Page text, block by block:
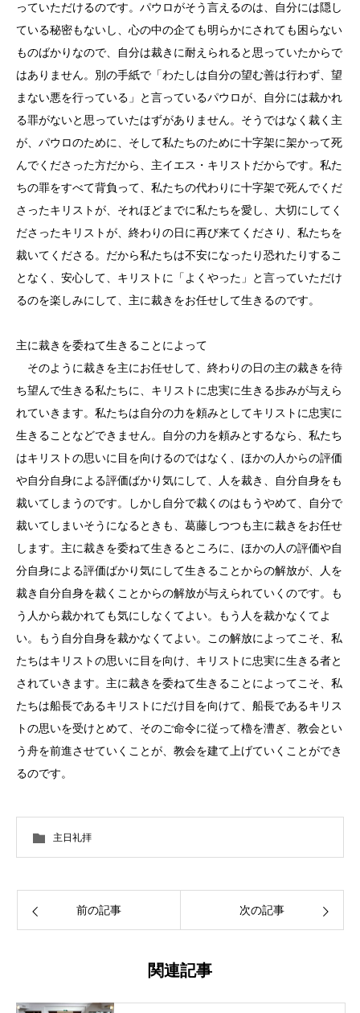
っていただけるのです。パウロがそう言えるのは、自分には隠し
ている秘密もないし、心の中の企ても明らかにされても困らない
ものばかりなので、自分は裁きに耐えられると思っていたからで
はありません。別の手紙で「わたしは自分の望む善は行わず、望
まない悪を行っている」と言っているパウロが、自分には裁かれ
る罪がないと思っていたはずがありません。そうではなく裁く主
が、パウロのために、そして私たちのために十字架に架かって死
んでくださった方だから、主イエス・キリストだからです。私た
ちの罪をすべて背負って、私たちの代わりに十字架で死んでくだ
さったキリストが、それほどまでに私たちを愛し、大切にしてく
ださったキリストが、終わりの日に再び来てくださり、私たちを
裁いてくださる。だから私たちは不安になったり恐れたりするこ
となく、安心して、キリストに「よくやった」と言っていただけ
るのを楽しみにして、主に裁きをお任せして生きるのです。
主に裁きを委ねて生きることによって
そのように裁きを主にお任せして、終わりの日の主の裁きを待
ち望んで生きる私たちに、キリストに忠実に生きる歩みが与えら
れていきます。私たちは自分の力を頼みとしてキリストに忠実に
生きることなどできません。自分の力を頼みとするなら、私たち
はキリストの思いに目を向けるのではなく、ほかの人からの評価
や自分自身による評価ばかり気にして、人を裁き、自分自身をも
裁いてしまうのです。しかし自分で裁くのはもうやめて、自分で
裁いてしまいそうになるときも、葛藤しつつも主に裁きをお任せ
します。主に裁きを委ねて生きるところに、ほかの人の評価や自
分自身による評価ばかり気にして生きることからの解放が、人を
裁き自分自身を裁くことからの解放が与えられていくのです。も
う人から裁かれても気にしなくてよい。もう人を裁かなくてよ
い。もう自分自身を裁かなくてよい。この解放によってこそ、私
たちはキリストの思いに目を向け、キリストに忠実に生きる者と
されていきます。主に裁きを委ねて生きることによってこそ、私
たちは船長であるキリストにだけ目を向けて、船長であるキリス
トの思いを受けとめて、そのご命令に従って櫓を漕ぎ、教会とい
う舟を前進させていくことが、教会を建て上げていくことができ
るのです。
主日礼拝
前の記事 次の記事
関連記事